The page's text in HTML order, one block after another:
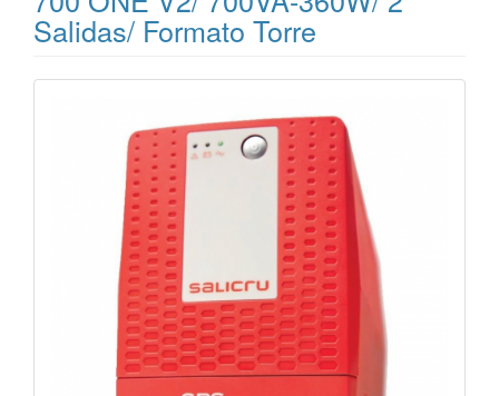
Salidas/ Formato Torre